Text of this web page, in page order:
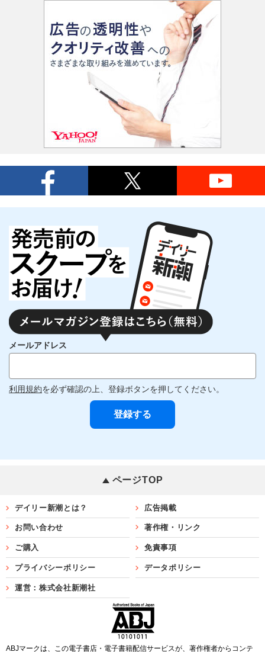
メールアドレス
利用規約を必ず確認の上、登録ボタンを押してください。
ページTOP
デイリー新潮とは？ 広告掲載
お問い合わせ 著作権・リンク
ご購入 免責事項
プライバシーポリシー データポリシー
運営：株式会社新潮社
ABJマークは、この電子書店・電子書籍配信サービスが、著作権者からコンテ